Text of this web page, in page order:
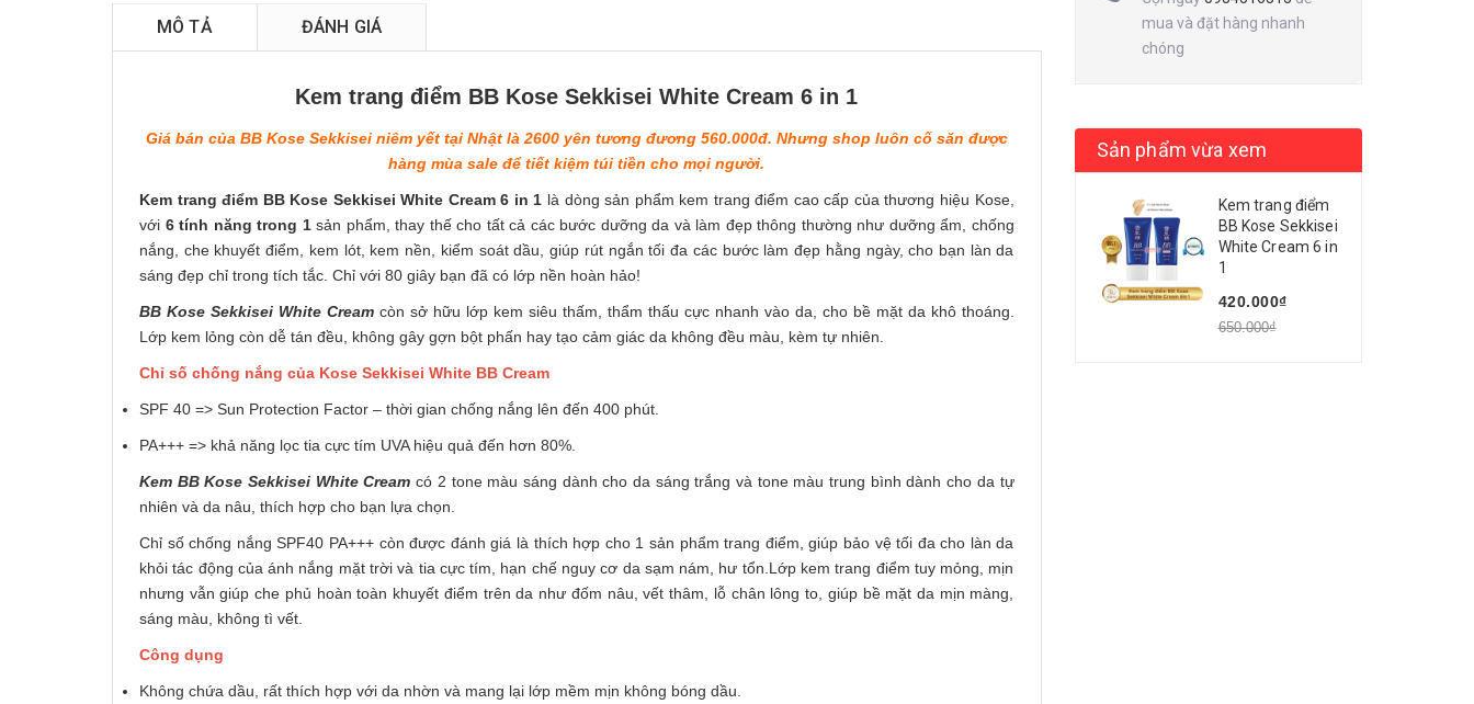
MÔ TẢ ĐÁNH GIÁ
Kem trang điểm BB Kose Sekkisei White Cream 6 in 1
Giá bán của BB Kose Sekkisei niêm yết tại Nhật là 2600 yên tương đương 560.000đ. Nhưng shop luôn cố săn được
hàng mùa sale để tiết kiệm túi tiền cho mọi người.
Kem trang điểm BB Kose Sekkisei White Cream 6 in 1 là dòng sản phẩm kem trang điểm cao cấp của thương hiệu Kose,
với 6 tính năng trong 1sản phẩm, thay thế cho tất cả các bước dưỡng da và làm đẹp thông thường như dưỡng ẩm, chống
nắng, che khuyết điểm, kem lót, kem nền, kiểm soát dầu, giúp rút ngắn tối đa các bước làm đẹp hằng ngày, cho bạn làn da
sáng đẹp chỉ trong tích tắc. Chỉ với 80 giây bạn đã có lớp nền hoàn hảo!
BB Kose Sekkisei White Cream còn sở hữu lớp kem siêu thấm, thẩm thấu cực nhanh vào da, cho bề mặt da khô thoáng.
Lớp kem lỏng còn dễ tán đều, không gây gợn bột phấn hay tạo cảm giác da không đều màu, kèm tự nhiên.
Chỉ số chống nắng của Kose Sekkisei White BB Cream
SPF 40 => Sun Protection Factor – thời gian chống nắng lên đến 400 phút.
PA+++ => khả năng lọc tia cực tím UVA hiệu quả đến hơn 80%.
Kem BB Kose Sekkisei White Creamcó 2 tone màu sáng dành cho da sáng trắng và tone màu trung bình dành cho da tự
nhiên và da nâu, thích hợp cho bạn lựa chọn.
Chỉ số chống nắng SPF40 PA+++ còn được đánh giá là thích hợp cho 1 sản phẩm trang điểm, giúp bảo vệ tối đa cho làn da
khỏi tác động của ánh nắng mặt trời và tia cực tím, hạn chế nguy cơ da sạm nám, hư tổn.Lớp kem trang điểm tuy mỏng, mịn
nhưng vẫn giúp che phủ hoàn toàn khuyết điểm trên da như đốm nâu, vết thâm, lỗ chân lông to, giúp bề mặt da mịn màng,
sáng màu, không tì vết.
Công dụng
Không chứa dầu, rất thích hợp với da nhờn và mang lại lớp mềm mịn không bóng dầu.
mua và đặt hàng nhanh
chóng
Sản phẩm vừa xem
Kem trang điểm
BB Kose Sekkisei
White Cream 6 in
1
420.000₫
650.000₫